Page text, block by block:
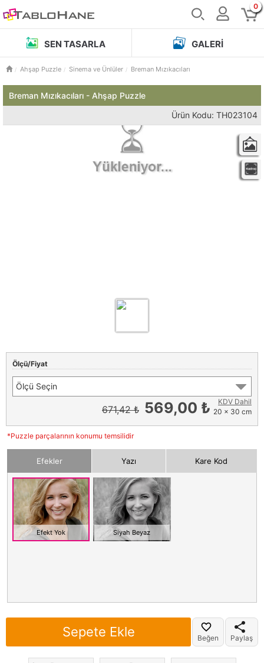
0
SEN TASARLA GALERI
Ahşap Puzzle Sinema ve Ünlüler Breman Mızıkacıları
Breman Mızıkacıları - Ahşap Puzzle
Ürün Kodu: TH023104
Ölçü/Fiyat
Ölçü Seçin
671,42 ₺ 569,00 ₺
KDV Dahil
20 x 30 cm
*Puzzle parçalarının konumu temsilidir
Efekler Yazı Kare Kod
Efekt Yok Siyah Beyaz
Sepete Ekle Beğen Paylaş